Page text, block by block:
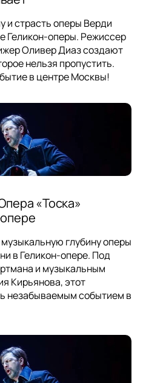
и страсть оперы Верди
Геликон-оперы. Режиссер
Оливер Диаз создают
нельзя пропустить.
в центре Москвы!
«Тоска»
глубину оперы
в Геликон-опере. Под
и музыкальным
Кирьянова, этот
незабываемым событием в